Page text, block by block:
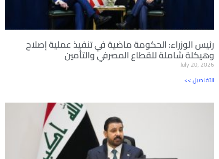
رئيس الوزراء: الحكومة ماضية في تنفيذ عملية إصلاح
وهيكلة شاملة للقطاع المصرفي والتأمين
July 20, 2026
<< التفاصيل